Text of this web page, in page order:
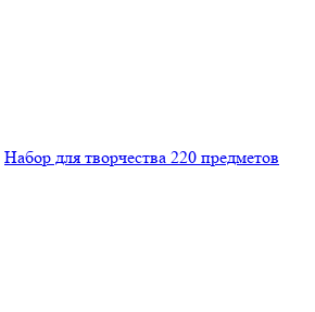
Набор для творчества 220 предметов